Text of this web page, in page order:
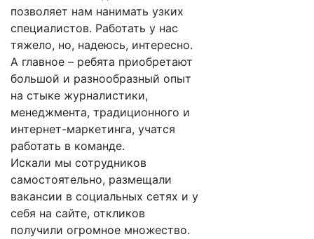
позволяет нам нанимать узких
специалистов. Работать у нас
тяжело, но, надеюсь, интересно.
А главное – ребята приобретают
большой и разнообразный опыт
на стыке журналистики,
менеджмента, традиционного и
интернет-маркетинга, учатся
работать в команде.
Искали мы сотрудников
самостоятельно, размещали
вакансии в социальных сетях и у
себя на сайте, откликов
получили огромное множество.